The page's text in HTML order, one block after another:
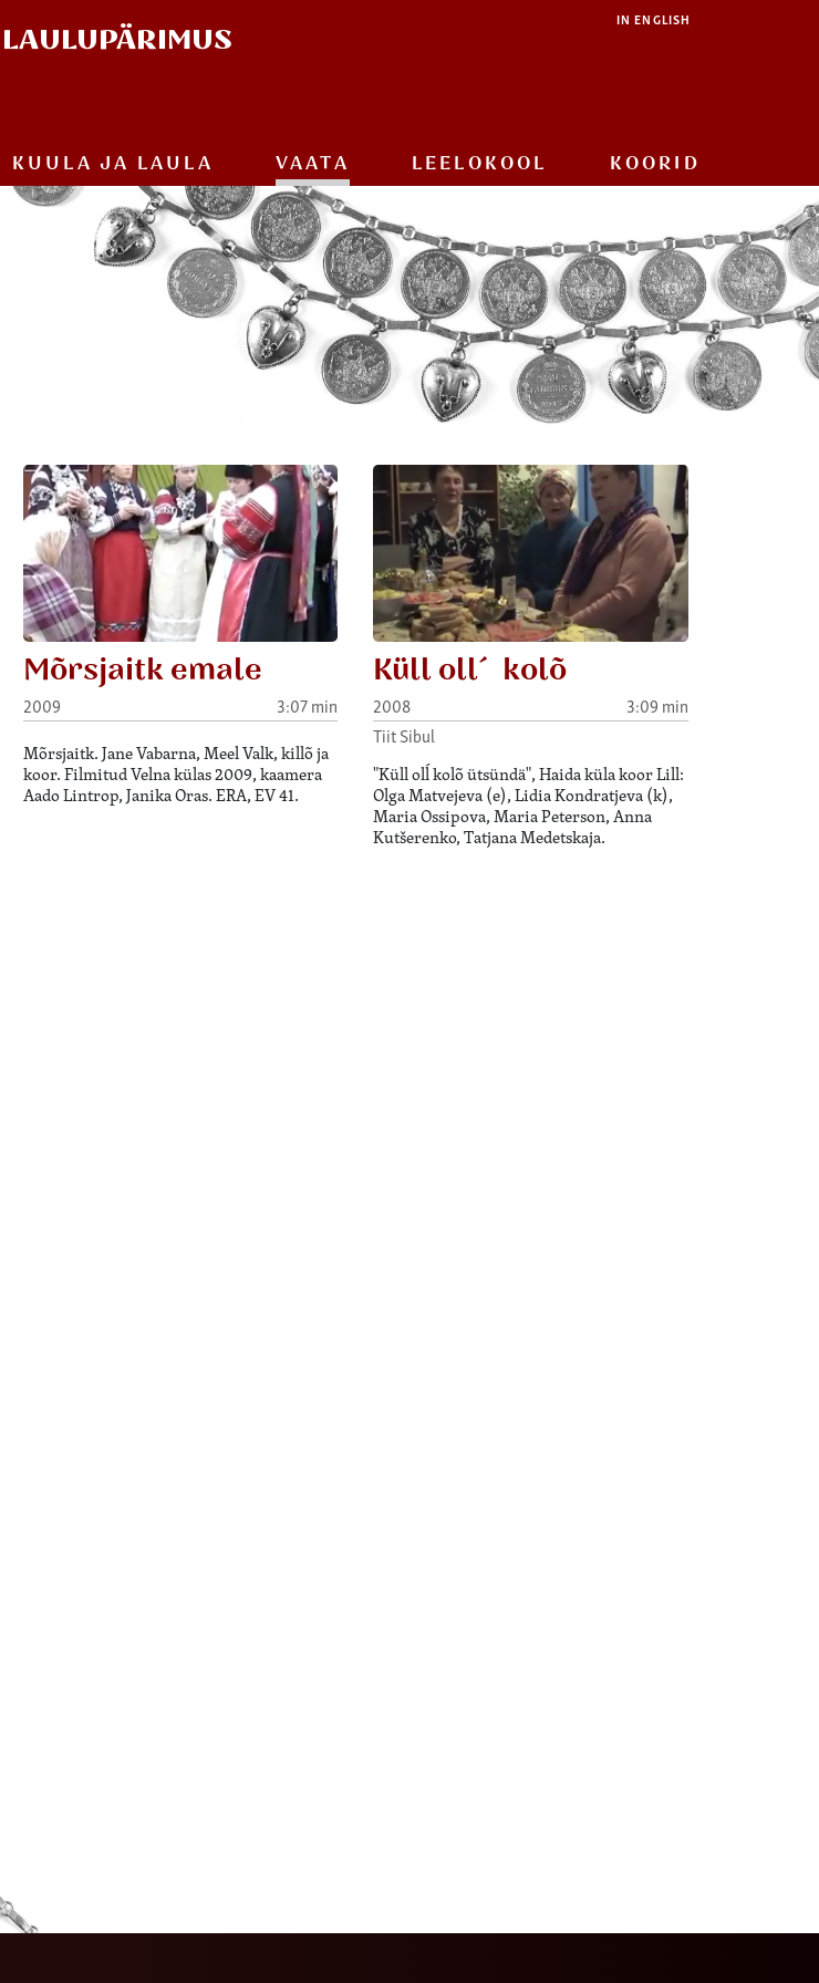
LAULUPÄRIMUS
IN ENGLISH
KUULA JA LAULA VAATA LEELOKOOL KOORID
Mõrsjaitk emale
2009 3:07 min
Mõrsjaitk. Jane Vabarna, Meel Valk, killõ ja
koor. Filmitud Velna külas 2009, kaamera
Aado Lintrop, Janika Oras. ERA, EV 41.
Küll oll´ kolõ
2008
3:09 min
Tiit Sibul
"Küll olĺ kolõ ütsündä", Haida küla koor Lill:
Olga Matvejeva (e), Lidia Kondratjeva (k),
Maria Ossipova, Maria Peterson, Anna
Kutšerenko, Tatjana Medetskaja.